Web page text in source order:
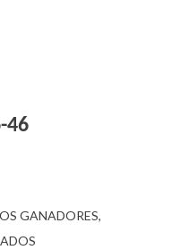
46
GANADORES